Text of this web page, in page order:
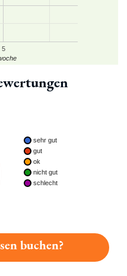
5
sehr gut
gut
ok
nicht gut
schlecht
buchen?